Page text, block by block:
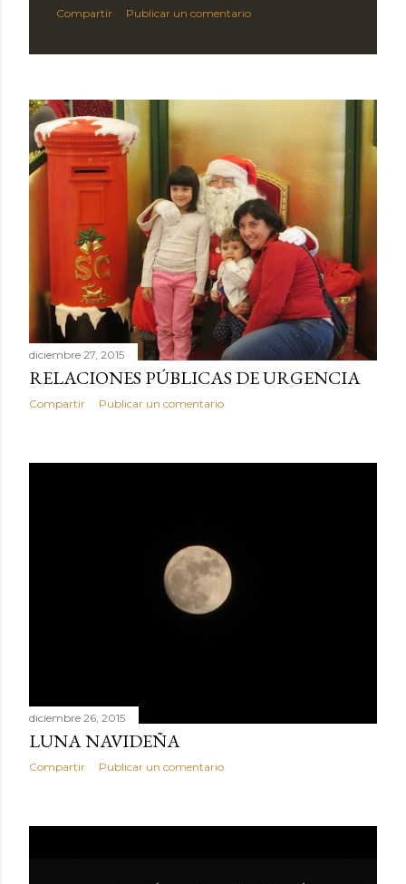
Compartir Publicar un comentario
diciembre 27, 2015
RELACIONES PÚBLICAS DE URGENCIA
Compartir Publicar un comentario
diciembre 26, 2015
LUNA NAVIDEÑA
Compartir Publicar un comentario